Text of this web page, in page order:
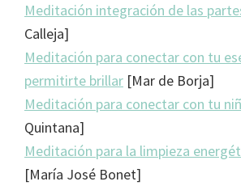
Meditación integración de las
Calleja]
Meditación para conectar con tu
permitirte brillar [Mar de Borja]
Meditación para conectar con tu
Quintana]
Meditación para la limpieza
[María José Bonet]